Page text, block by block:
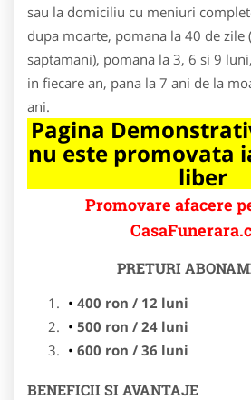
sau la domiciliu cu meniuri
dupa moarte, pomana la 40 de zile
saptamani), pomana la 3, 6 si 9
in fiecare an, pana la 7 ani de la
ani.
Pagina
nu este promovata
liber
Promovare afacere
PRETURI
400 ron / 12 luni
500 ron / 24 luni
600 ron / 36 luni
BENEFICII SI AVANTAJE